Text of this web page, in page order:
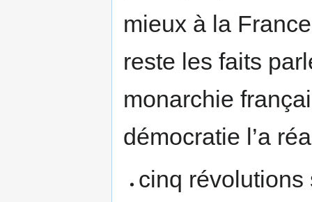
mieux à la
reste les faits
monarchie
démocratie l’a
cinq